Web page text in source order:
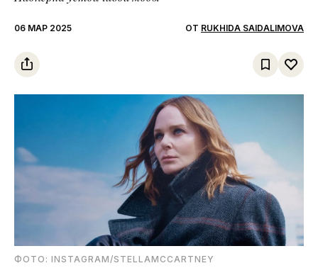
06 МАР 2025 ОТ RUKHIDA SAIDALIMOVA
ФОТО: INSTAGRAM/STELLAMCCARTNEY